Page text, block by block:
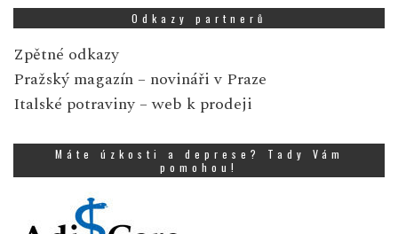
Odkazy partnerů
Zpětné odkazy
Pražský magazín – novináři v Praze
Italské potraviny – web k prodeji
Máte úzkosti a deprese? Tady Vám
pomohou!